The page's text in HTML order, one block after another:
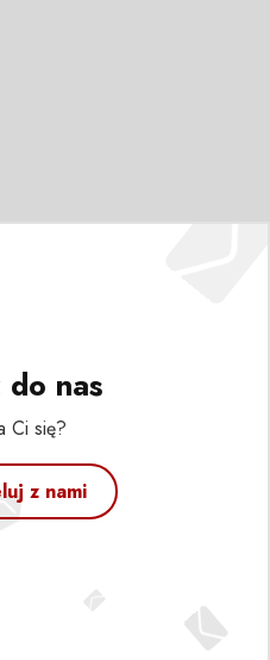
do nas
Ci się?
z nami